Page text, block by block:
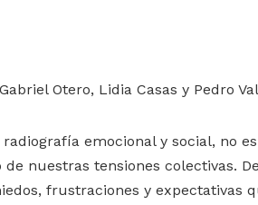
Otero, Lidia Casas y Pedro
emocional y social, no
nuestras tensiones colectivas.
frustraciones y expectativas